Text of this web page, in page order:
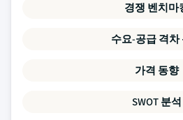
경쟁 벤치마
수요-공급 격차
가격 동향
SWOT 분석